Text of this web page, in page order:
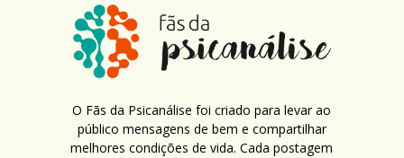
O Fãs da Psicanálise foi criado para levar ao
público mensagens de bem e compartilhar
melhores condições de vida. Cada postagem